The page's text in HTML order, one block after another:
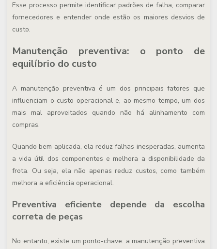
Esse processo permite identificar padrões de falha, comparar
fornecedores e entender onde estão os maiores desvios de
custo.
Manutenção preventiva: o ponto de
equilíbrio do custo
A manutenção preventiva é um dos principais fatores que
influenciam o custo operacional e, ao mesmo tempo, um dos
mais mal aproveitados quando não há alinhamento com
compras.
Quando bem aplicada, ela reduz falhas inesperadas, aumenta
a vida útil dos componentes e melhora a disponibilidade da
frota. Ou seja, ela não apenas reduz custos, como também
melhora a eficiência operacional.
Preventiva eficiente depende da escolha
correta de peças
No entanto, existe um ponto-chave: a manutenção preventiva